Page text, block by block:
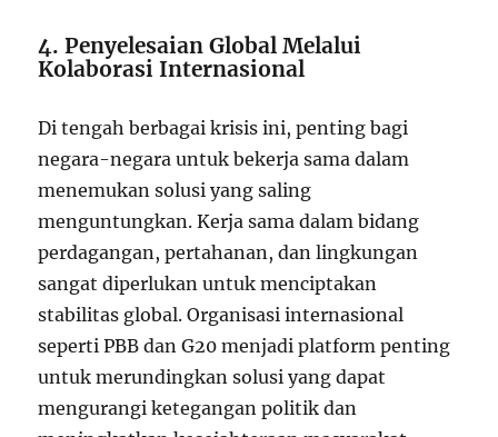
4. Penyelesaian Global Melalui
Kolaborasi Internasional
Di tengah berbagai krisis ini, penting bagi
negara-negara untuk bekerja sama dalam
menemukan solusi yang saling
menguntungkan. Kerja sama dalam bidang
perdagangan, pertahanan, dan lingkungan
sangat diperlukan untuk menciptakan
stabilitas global. Organisasi internasional
seperti PBB dan G20 menjadi platform penting
untuk merundingkan solusi yang dapat
mengurangi ketegangan politik dan